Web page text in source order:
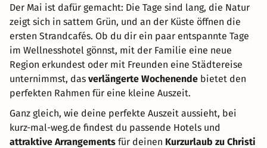
Der Mai ist dafür gemacht: Die Tage sind lang, die Natur
zeigt sich in sattem Grün, und an der Küste öffnen die
ersten Strandcafés. Ob du dir ein paar entspannte Tage
im Wellnesshotel gönnst, mit der Familie eine neue
Region erkundest oder mit Freunden eine Städtereise
unternimmst, das verlängerte Wochenende bietet den
perfekten Rahmen für eine kleine Auszeit.
Ganz gleich, wie deine perfekte Auszeit aussieht, bei
kurz-mal-weg.de findest du passende Hotels und
attraktive Arrangements für deinen Kurzurlaub zu Christi